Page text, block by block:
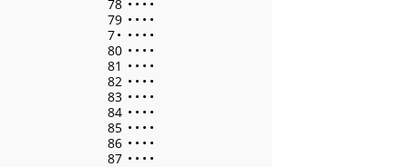
78 • • • •
79 • • • •
7• • • • •
80 • • • •
81 • • • •
82 • • • •
83 • • • •
84 • • • •
85 • • • •
86 • • • •
87 • • • •